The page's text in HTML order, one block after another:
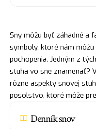
Sny môžu byť záhadné a
symboly, ktoré nám
pochopenia. Jedným z
stuha vo sne znamenať?
rôzne aspekty snovej
posolstvo, ktoré môže
Denník snov